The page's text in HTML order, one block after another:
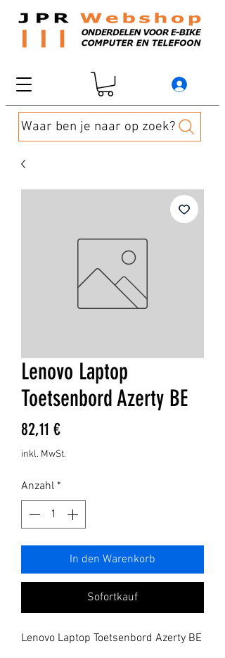
Waar ben je naar op zoek?
Lenovo Laptop
Toetsenbord Azerty BE
82,11 €Preis
inkl. MwSt.
Anzahl *
In den Warenkorb
Sofortkauf
Lenovo Laptop Toetsenbord Azerty BE